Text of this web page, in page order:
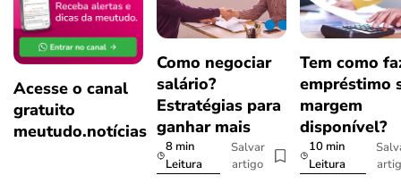
Acesse o canal
gratuito
meutudo.notícias
Como negociar
salário?
Estratégias para
ganhar mais
8 min
Leitura
Salvar
artigo
Tem como
empréstimo
margem
disponível?
10 min
Leitura